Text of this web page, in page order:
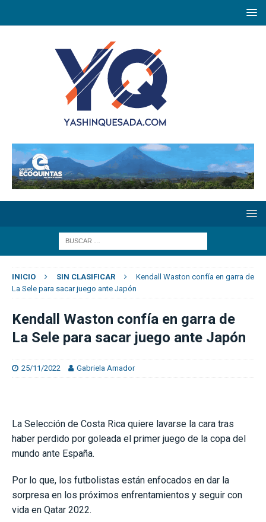
INICIO SIN CLASIFICAR
Kendall Waston confía en garra de
La Sele para sacar juego ante Japón
Kendall Waston confía en garra de
La Sele para sacar juego ante Japón
25/11/2022 Gabriela Amador
La Selección de Costa Rica quiere lavarse la cara tras
haber perdido por goleada el primer juego de la copa del
mundo ante España.
Por lo que, los futbolistas están enfocados en dar la
sorpresa en los próximos enfrentamientos y seguir con
vida en Qatar 2022.